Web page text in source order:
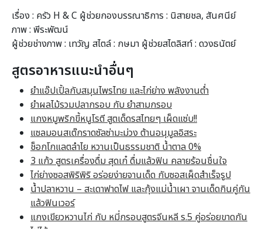
เรื่อง : ครัว H & C ผู้ช่วยกองบรรณาธิการ : นิสายชล, สันศนีย์
ภาพ : พีระพัฒน์
ผู้ช่วยช่างภาพ : เทวัญ สไตล์ : กษมา ผู้ช่วยสไตลิสท์ : ดวงธนัตย์
สูตรอาหารแนะนำอื่นๆ
ยำแอ๊ปเปิ้ลกับสมุนไพรไทย และไก่ย่าง พลังงานต่ำ
ยำผลไม้รวมปลากรอบ กับ ยำสามกรอบ
แกงหมูพริกขี้หนูโรตี สูตเด็ดรสไทยๆ เผ็ดแซ่บ!!
แซลมอนสเต๊กราดซัลซ่ามะม่วง ต้านอนุมูลอิสระ
ช็อกโกแลตลำไย หวานเป็นธรรมชาติ น้ำตาล 0%
3 แก้ว สูตรเครื่องดื่ม สุดเก๋ ดื่มแล้วฟิน คลายร้อนชื่นใจ
ไก่ย่างซอสพิริพิริ อร่อยง่ายจานเด็ด กับซอสเผ็ดสำเร็จรูป
น้ำปลาหวาน – สะเดาฟาดไฟ และกุ้งแม่น้ำเผา จานเด็ดกินคู่กัน
แล้วฟินเวอร์
แกงเขียวหวานไก่ กับ หมี่กรอบสูตรจีนหลี ร.5 คู่อร่อยขาดกัน